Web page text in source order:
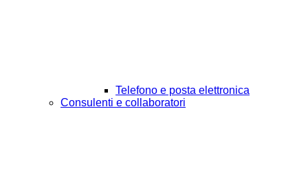
Telefono e posta elettronica
Consulenti e collaboratori